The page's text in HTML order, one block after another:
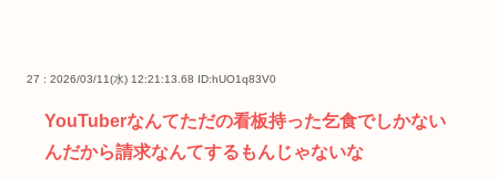
27 : 2026/03/11(水) 12:21:13.68 ID:hUO1q83V0
YouTuberなんてただの看板持った乞食でしかない
んだから請求なんてするもんじゃないな